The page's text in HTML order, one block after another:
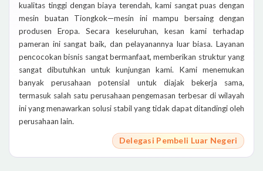
kualitas tinggi dengan biaya terendah, kami sangat puas dengan
mesin buatan Tiongkok—mesin ini mampu bersaing dengan
produsen Eropa. Secara keseluruhan, kesan kami terhadap
pameran ini sangat baik, dan pelayanannya luar biasa. Layanan
pencocokan bisnis sangat bermanfaat, memberikan struktur yang
sangat dibutuhkan untuk kunjungan kami. Kami menemukan
banyak perusahaan potensial untuk diajak bekerja sama,
termasuk salah satu perusahaan pengemasan terbesar di wilayah
ini yang menawarkan solusi stabil yang tidak dapat ditandingi oleh
perusahaan lain.
Delegasi Pembeli Luar Negeri